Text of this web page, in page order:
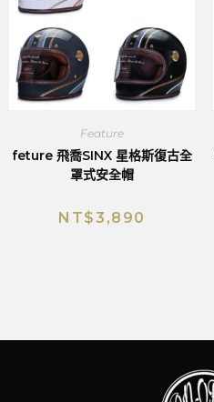
Feature
feture 飛喬SINX 星格斯復古全
罩式安全帽
NT$3,890